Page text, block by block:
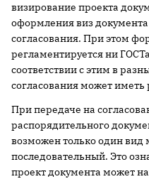
визирование проекта
оформления виз
согласования. При этом
регламентируется ни
соответствии с этим в
согласования может
При передаче на
распорядительного
возможен только один
последовательный. Это
проект документа может